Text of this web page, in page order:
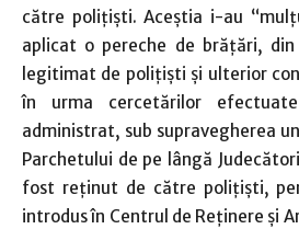
către polițiști. Aceștia i-au
aplicat o pereche de brățări,
legitimat de polițiști și ulterior
în urma cercetărilor
administrat, sub supravegherea
Parchetului de pe lângă
fost reținut de către polițiști,
introdus în Centrul de Reținere și